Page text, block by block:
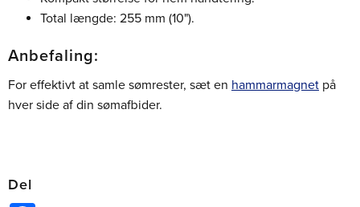
Total længde: 255 mm (10").
Anbefaling:
For effektivt at samle sømrester, sæt en hammarmagnet på
hver side af din sømafbider.
Del